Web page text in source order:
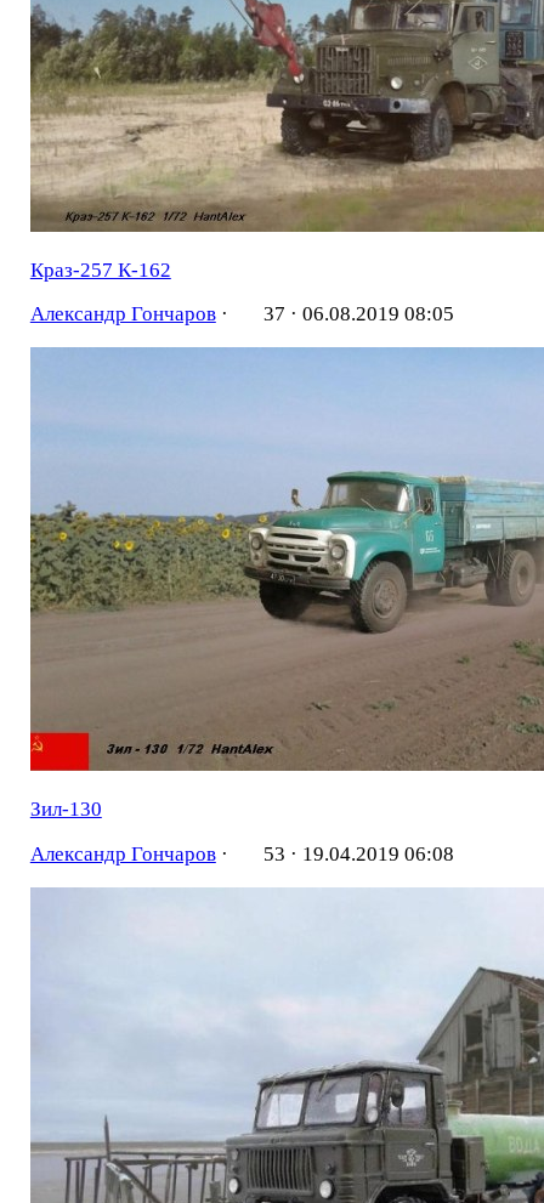
Краз-257 К-162
Александр Гончаров· 37 · 06.08.2019 08:05
Зил-130
Александр Гончаров· 53 · 19.04.2019 06:08